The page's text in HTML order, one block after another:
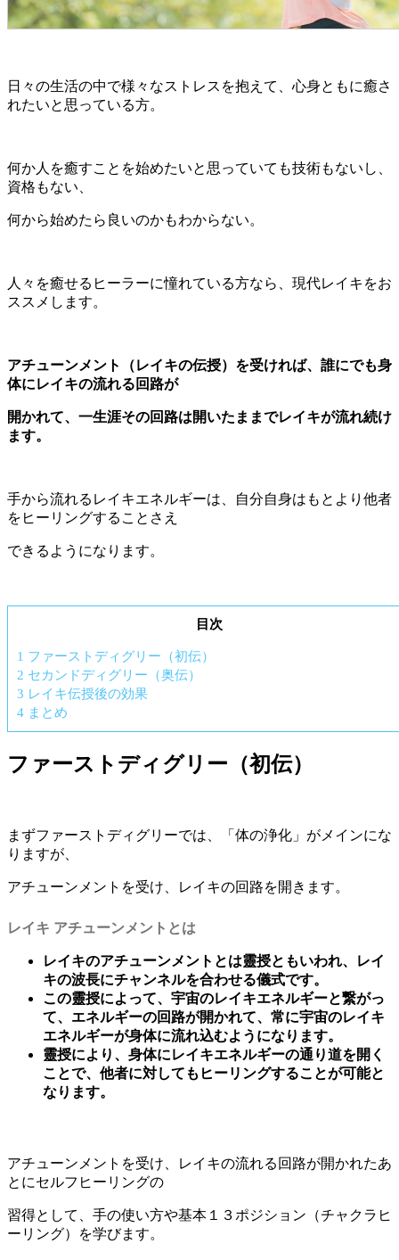
日々の生活の中で様々なストレスを抱えて、心身ともに癒さ
れたいと思っている方。
何か人を癒すことを始めたいと思っていても技術もないし、
資格もない、
何から始めたら良いのかもわからない。
人々を癒せるヒーラーに憧れている方なら、現代レイキをお
ススメします。
アチューンメント（レイキの伝授）を受ければ、誰にでも身
体にレイキの流れる回路が
開かれて、一生涯その回路は開いたままでレイキが流れ続け
ます。
手から流れるレイキエネルギーは、自分自身はもとより他者
をヒーリングすることさえ
できるようになります。
目次
1 ファーストディグリー（初伝）
2 セカンドディグリー（奥伝）
3 レイキ伝授後の効果
4 まとめ
ファーストディグリー（初伝）
まずファーストディグリーでは、「体の浄化」がメインにな
りますが、
アチューンメントを受け、レイキの回路を開きます。
レイキ アチューンメントとは
レイキのアチューンメントとは靈授ともいわれ、レイ
キの波長にチャンネルを合わせる儀式です。
この靈授によって、宇宙のレイキエネルギーと繋がっ
て、エネルギーの回路が開かれて、常に宇宙のレイキ
エネルギーが身体に流れ込むようになります。
靈授により、身体にレイキエネルギーの通り道を開く
ことで、他者に対してもヒーリングすることが可能と
なります。
アチューンメントを受け、レイキの流れる回路が開かれたあ
とにセルフヒーリングの
習得として、手の使い方や基本１３ポジション（チャクラヒ
ーリング）を学びます。